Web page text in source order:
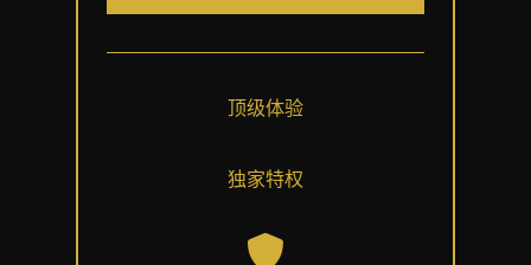
顶级体验
独家特权